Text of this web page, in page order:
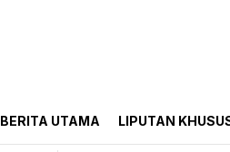
BERITA UTAMA LIPUTAN